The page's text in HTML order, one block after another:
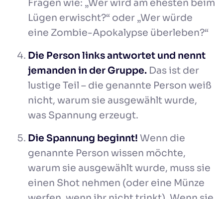
Fragen wie: „Wer wird am ehesten beim
Lügen erwischt?“ oder „Wer würde
eine Zombie-Apokalypse überleben?“
Die Person links antwortet und nennt
jemanden in der Gruppe. Das ist der
lustige Teil – die genannte Person weiß
nicht, warum sie ausgewählt wurde,
was Spannung erzeugt.
Die Spannung beginnt! Wenn die
genannte Person wissen möchte,
warum sie ausgewählt wurde, muss sie
einen Shot nehmen (oder eine Münze